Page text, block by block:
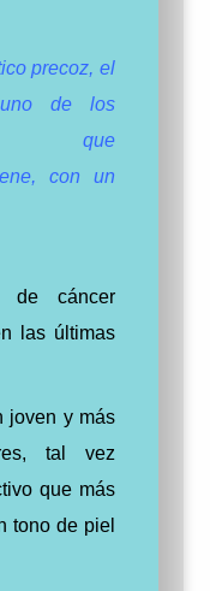
precoz, el
de los
que
con un
de cáncer
las últimas
joven y más
tal vez
que más
tono de piel